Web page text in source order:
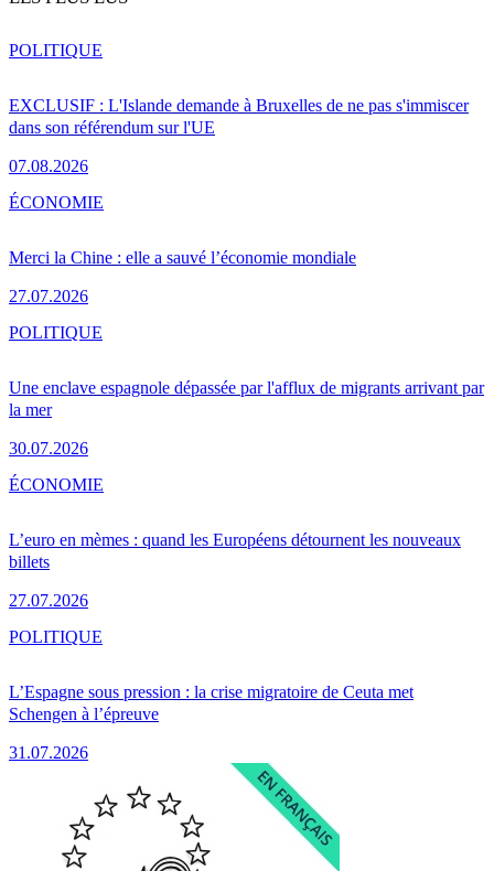
EXCLUSIF : L'Islande demande à Bruxelles de ne pas s'immiscer
dans son référendum sur l'UE
07.08.2026
POLITIQUE
Merci la Chine : elle a sauvé l’économie mondiale
27.07.2026
ÉCONOMIE
Une enclave espagnole dépassée par l'afflux de migrants arrivant par
la mer
30.07.2026
POLITIQUE
L’euro en mèmes : quand les Européens détournent les nouveaux
billets
27.07.2026
ÉCONOMIE
L’Espagne sous pression : la crise migratoire de Ceuta met
Schengen à l’épreuve
31.07.2026
POLITIQUE